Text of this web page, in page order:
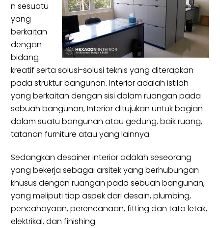
n sesuatu
yang
berkaitan
dengan
bidang
kreatif serta solusi-solusi teknis yang diterapkan
pada struktur bangunan. Interior adalah istilah
yang berkaitan dengan sisi dalam ruangan pada
sebuah bangunan, Interior ditujukan untuk bagian
dalam suatu bangunan atau gedung, baik ruang,
tatanan furniture atau yang lainnya.
Sedangkan desainer interior adalah seseorang
yang bekerja sebagai arsitek yang berhubungan
khusus dengan ruangan pada sebuah bangunan,
yang meliputi tiap aspek dari desain, plumbing,
pencahayaan, perencanaan, fitting dan tata letak,
elektrikal, dan finishing.